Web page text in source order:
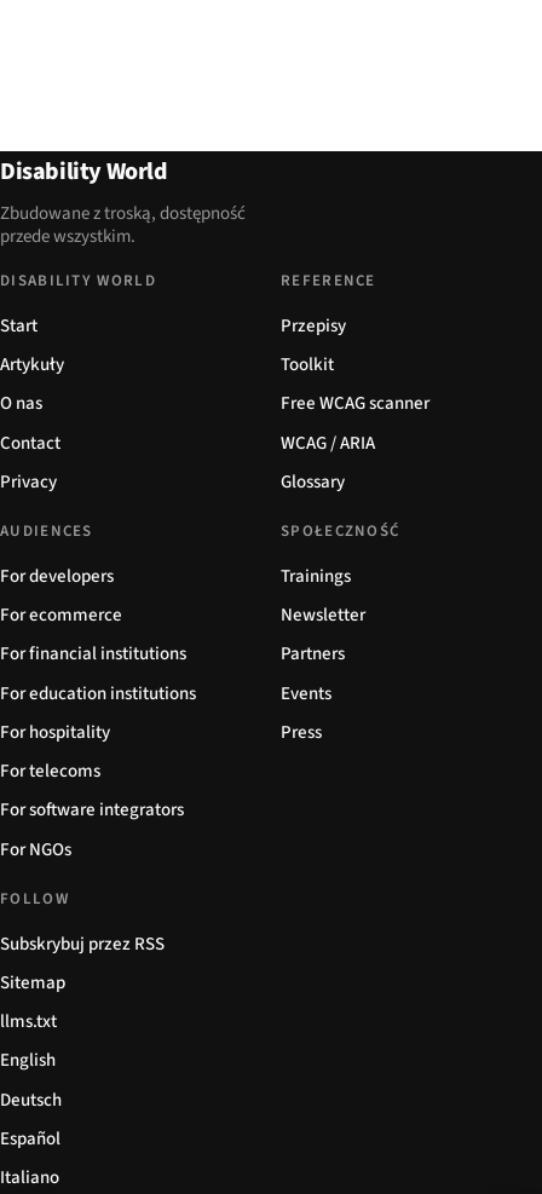
Disability World
Zbudowane z troską, dostępność
przede wszystkim.
DISABILITY WORLD
Start
Artykuły
O nas
Contact
Privacy
REFERENCE
Przepisy
Toolkit
Free WCAG scanner
WCAG / ARIA
Glossary
AUDIENCES
For developers
For ecommerce
For financial institutions
For education institutions
For hospitality
For telecoms
For software integrators
For NGOs
SPOŁECZNOŚĆ
Trainings
Newsletter
Partners
Events
Press
FOLLOW
Subskrybuj przez RSS
Sitemap
llms.txt
English
Deutsch
Español
Italiano